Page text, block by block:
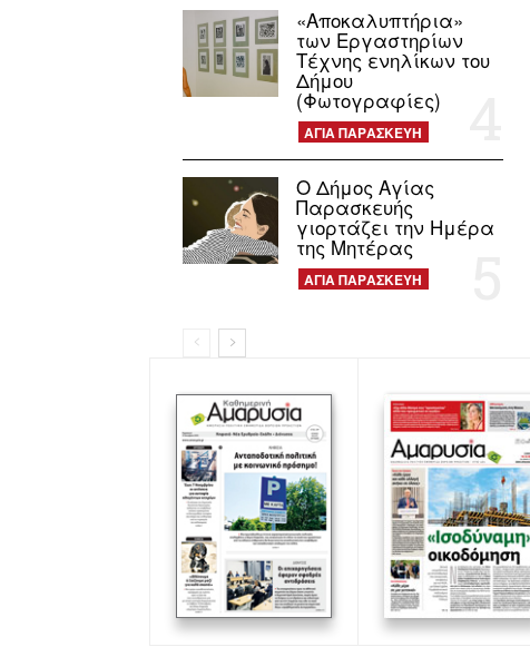
«Αποκαλυπτήρια»
των Εργαστηρίων
Τέχνης ενηλίκων του
Δήμου
(Φωτογραφίες)
ΑΓΙΑ ΠΑΡΑΣΚΕΥΗ
Ο Δήμος Αγίας
Παρασκευής
γιορτάζει την Ημέρα
της Μητέρας
ΑΓΙΑ ΠΑΡΑΣΚΕΥΗ